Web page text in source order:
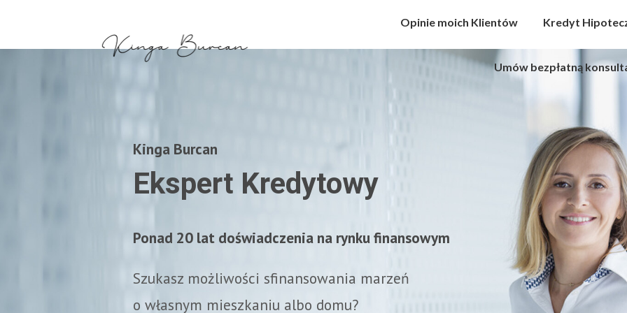
Opinie moich Klientów Kredyt
Umów bezpłatną
Kinga Burcan
Ekspert Kredytowy
Ponad 20 lat doświadczenia na rynku finansowym
Szukasz możliwości sfinansowania marzeń
o własnym mieszkaniu albo domu?
Opinie moich Klientów Kredyt
Umów bezpłatną